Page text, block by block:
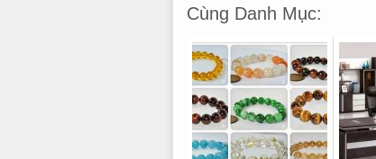
Cùng Danh Mục: